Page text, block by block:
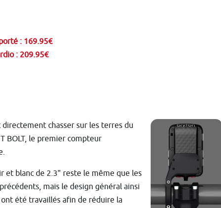
: 169.95€
: 209.95€
directement chasser sur les terres du
BOLT, le premier compteur
et blanc de 2.3" reste le même que les
mais le design général ainsi
été travaillés afin de réduire la